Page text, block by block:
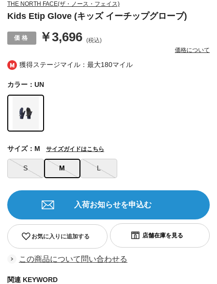
獲得ステージマイル：最大180マイル
THE NORTH FACE(ザ・ノース・フェイス)
Kids Etip Glove (キッズ イーチップグローブ)
￥3,696 (税込)
価格について
カラー：UN
S M L
サイズ：M サイズガイドはこちら
お気に入りに追加する
入荷お知らせを申込む
この商品について問い合わせる
関連 KEYWORD